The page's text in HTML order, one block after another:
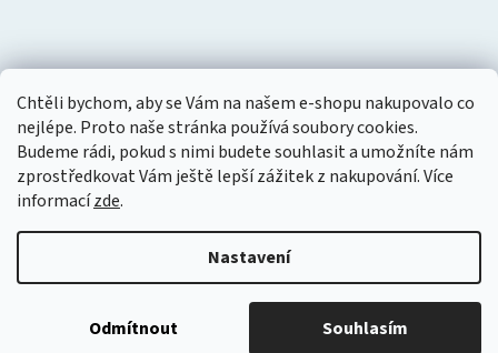
Chtěli bychom, aby se Vám na našem e-shopu nakupovalo co
nejlépe. Proto naše stránka používá soubory cookies.
Budeme rádi, pokud s nimi budete souhlasit a umožníte nám
zprostředkovat Vám ještě lepší zážitek z nakupování.Více
informacízde.
Nastavení
Odmítnout Souhlasím
Vytvořil Shoptet
Tlakový vzduch. Všechna práva vyhrazena.
Upravit nastavení cookies